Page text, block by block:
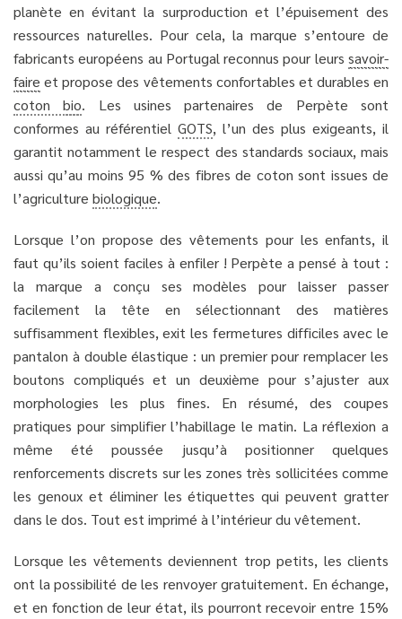
planète en évitant la surproduction et l’épuisement des
ressources naturelles. Pour cela, la marque s’entoure de
fabricants européens au Portugal reconnus pour leurs savoir-
faire et propose des vêtements confortables et durables en
cotonbio. Les usines partenaires de Perpète sont
conformes au référentiel GOTS, l’un des plus exigeants, il
garantit notamment le respect des standards sociaux, mais
aussi qu’au moins 95 % des fibres de coton sont issues de
l’agriculture biologique.
Lorsque l’on propose des vêtements pour les enfants, il
faut qu’ils soient faciles à enfiler ! Perpète a pensé à tout :
la marque a conçu ses modèles pour laisser passer
facilement la tête en sélectionnant des matières
suffisamment flexibles, exit les fermetures difficiles avec le
pantalon à double élastique : un premier pour remplacer les
boutons compliqués et un deuxième pour s’ajuster aux
morphologies les plus fines. En résumé, des coupes
pratiques pour simplifier l’habillage le matin. La réflexion a
même été poussée jusqu’à positionner quelques
renforcements discrets sur les zones très sollicitées comme
les genoux et éliminer les étiquettes qui peuvent gratter
dans le dos. Tout est imprimé à l’intérieur du vêtement.
Lorsque les vêtements deviennent trop petits, les clients
ont la possibilité de les renvoyer gratuitement. En échange,
et en fonction de leur état, ils pourront recevoir entre 15%